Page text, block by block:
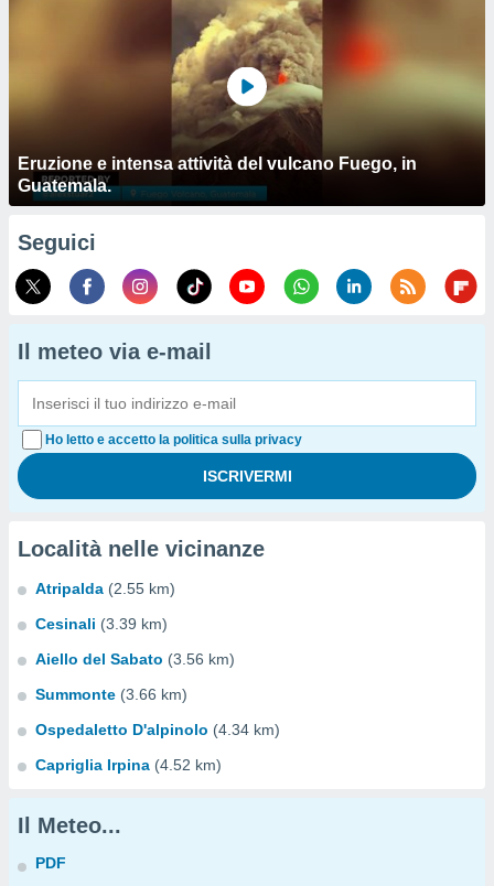
Eruzione e intensa attività del vulcano Fuego, in
Guatemala.
Seguici
Il meteo via e-mail
Ho letto e accetto la politica sulla privacy
Località nelle vicinanze
Atripalda (2.55 km)
Cesinali (3.39 km)
Aiello del Sabato (3.56 km)
Summonte (3.66 km)
Ospedaletto D'alpinolo (4.34 km)
Capriglia Irpina (4.52 km)
Il Meteo...
PDF